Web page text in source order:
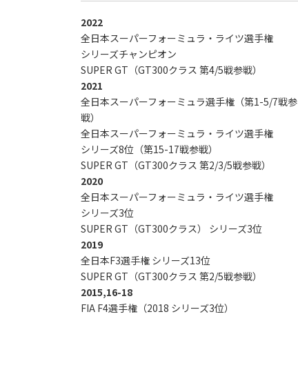
2022
全日本スーパーフォーミュラ・ライツ選手権
シリーズチャンピオン
SUPER GT（GT300クラス 第4/5戦参戦）
2021
全日本スーパーフォーミュラ選手権（第1-5/7戦参
戦）
全日本スーパーフォーミュラ・ライツ選手権
シリーズ8位（第15-17戦参戦）
SUPER GT（GT300クラス 第2/3/5戦参戦）
2020
全日本スーパーフォーミュラ・ライツ選手権
シリーズ3位
SUPER GT（GT300クラス） シリーズ3位
2019
全日本F3選手権 シリーズ13位
SUPER GT（GT300クラス 第2/5戦参戦）
2015,16-18
FIA F4選手権（2018 シリーズ3位）